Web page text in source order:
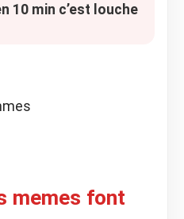
10 min c’est louche
memes font